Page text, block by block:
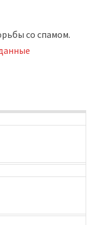
со спамом.